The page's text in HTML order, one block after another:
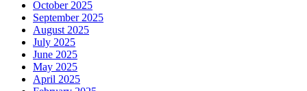
October 2025
September 2025
August 2025
July 2025
June 2025
May 2025
April 2025